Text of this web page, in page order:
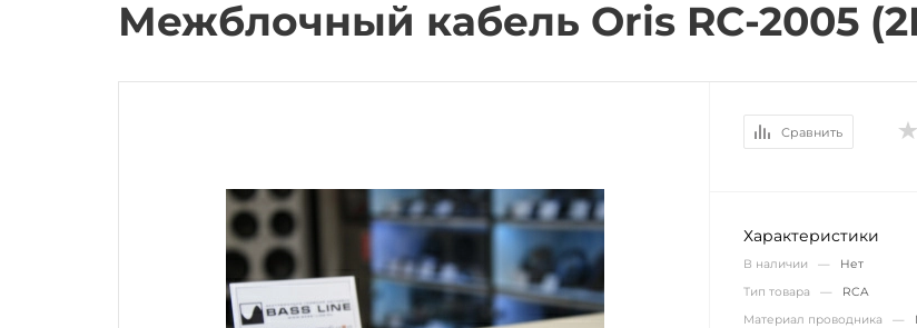
Межблочный кабель Oris RC-2005
Сравнить
Характеристики
В наличии — Нет
Тип товара — RCA
Материал проводника —